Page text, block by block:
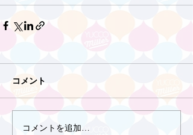
コメント
コメントを追加…